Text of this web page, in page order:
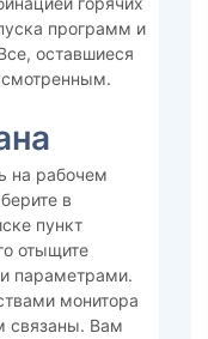
программ и
оставшиеся
на рабочем
в
пункт
отыщите
параметрами.
монитора
связаны. Вам